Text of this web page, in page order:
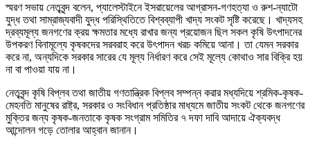
স্মরণ সভায় নেতৃবৃন্দ বলেন, প্যালেস্টাইনে ইসরায়েলের আগ্রাসন-গণহত্যা ও রুশ-ন্যাটো
যুদ্ধ তথা সাম্রাজ্যবাদী যুদ্ধ পরিস্থিতিতে বিশ্বব্যাপী খাদ্য সংকট সৃষ্টি করেছে। খাদ্যসহ
দ্রব্যমূল্য জনগণের ক্রয় ক্ষমতার মধ্যে রাখার জন্য প্রয়োজন ছিল সকল কৃষি উৎপাদনের
উপকরণ বিনামূল্যে কৃষকদের সরবরাহ করে উৎপাদন খরচ কমিয়ে আনা। তা যেমন সরকার
করে না, অন্যদিকে সরকার সারের যে মূল্য নির্ধারণ করে সেই মূল্যে কোথাও সার বিক্রি হয়
না বা পাওয়া যায় না।
নেতৃবৃন্দ কৃষি বিপ্লব তথা জাতীয় গণতান্ত্রিক বিপ্লব সম্পন্ন করার মধ্যদিয়ে শ্রমিক-কৃষক-
মেহনতি মানুষের রাষ্ট্র, সরকার ও সংবিধান প্রতিষ্ঠার মাধ্যমে জাতীয় সংকট থেকে জনগণের
মুক্তির জন্য কৃষক-জনতাকে কৃষক সংগ্রাম সমিতির ৭ দফা দাবি আদায়ে ঐক্যবদ্ধ
আন্দোলন গড়ে তোলার আহ্বান জানান।